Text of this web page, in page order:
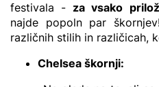
festivala - za vsako
najde popoln par
različnih stilih in različicah,
Chelsea škornji: